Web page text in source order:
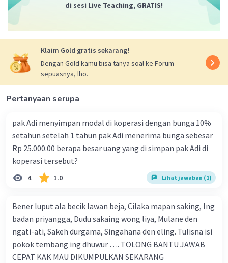
di sesi Live Teaching, GRATIS!
Klaim Gold gratis sekarang!
Dengan Gold kamu bisa tanya soal ke Forum
sepuasnya, lho.
Pertanyaan serupa
pak Adi menyimpan modal di koperasi dengan bunga 10%
setahun setelah 1 tahun pak Adi menerima bunga sebesar
Rp 25.000.00 berapa besar uang yang di simpan pak Adi di
koperasi tersebut?
4 1.0 Lihat jawaban (1)
Bener luput ala becik lawan beja, Cilaka mapan saking, Ing
badan priyangga, Dudu sakaing wong liya, Mulane den
ngati-ati, Sakeh durgama, Singahana den eling. Tulisna isi
pokok tembang ing dhuwur …. TOLONG BANTU JAWAB
CEPAT KAK MAU DIKUMPULKAN SEKARANG